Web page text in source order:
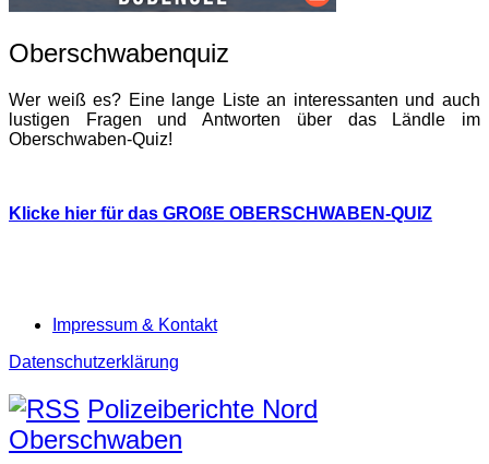
Oberschwabenquiz
Wer weiß es? Eine lange Liste an interessanten und auch
lustigen Fragen und Antworten über das Ländle im
Oberschwaben-Quiz!
Klicke hier für das GROßE OBERSCHWABEN-QUIZ
Impressum & Kontakt
Datenschutzerklärung
Polizeiberichte Nord
Oberschwaben